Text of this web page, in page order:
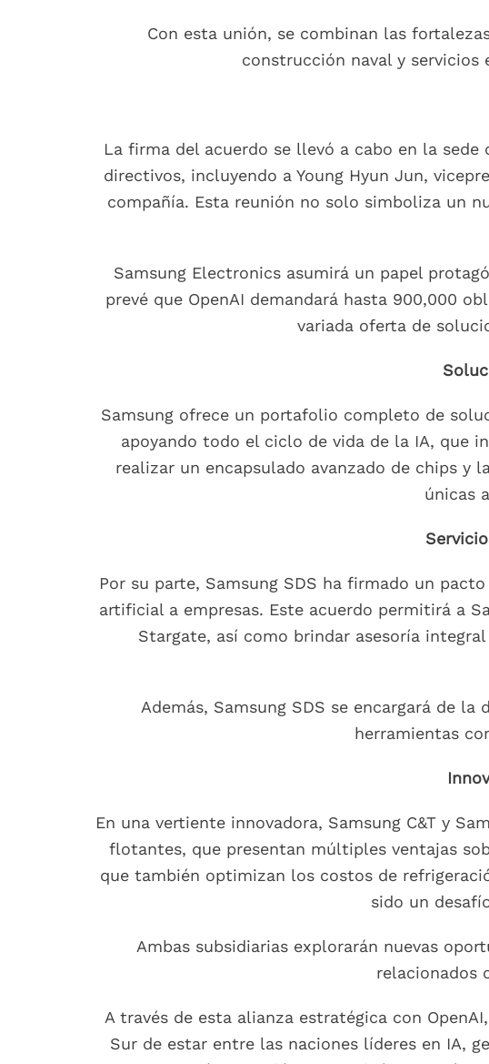
Con esta unión, se combinan las
construcción naval y
La firma del acuerdo se llevó a cabo en la
directivos, incluyendo a Young Hyun Jun,
compañía. Esta reunión no solo simboliza un
Samsung Electronics asumirá un papel
prevé que OpenAI demandará hasta 900,000
variada oferta de
Samsung ofrece un portafolio completo de
apoyando todo el ciclo de vida de la IA, que
realizar un encapsulado avanzado de chips y
únicas
Por su parte, Samsung SDS ha firmado un
artificial a empresas. Este acuerdo permitirá a
Stargate, así como brindar asesoría
Además, Samsung SDS se encargará de
herramientas
En una vertiente innovadora, Samsung C&T y
flotantes, que presentan múltiples ventajas
que también optimizan los costos de
sido un
Ambas subsidiarias explorarán nuevas
relacionados
A través de esta alianza estratégica con
Sur de estar entre las naciones líderes en IA,